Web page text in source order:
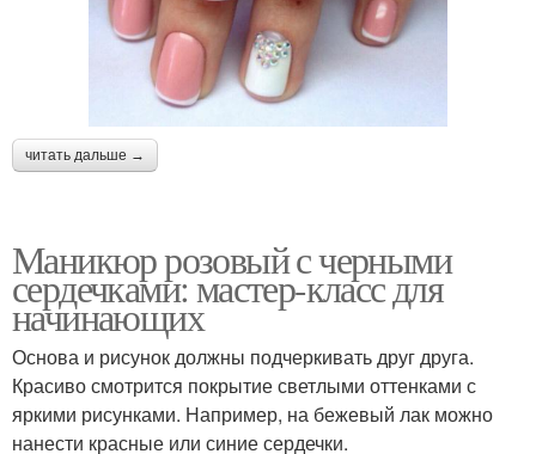
читать дальше →
Маникюр розовый с черными
сердечками: мастер-класс для
начинающих
Основа и рисунок должны подчеркивать друг друга.
Красиво смотрится покрытие светлыми оттенками с
яркими рисунками. Например, на бежевый лак можно
нанести красные или синие сердечки.